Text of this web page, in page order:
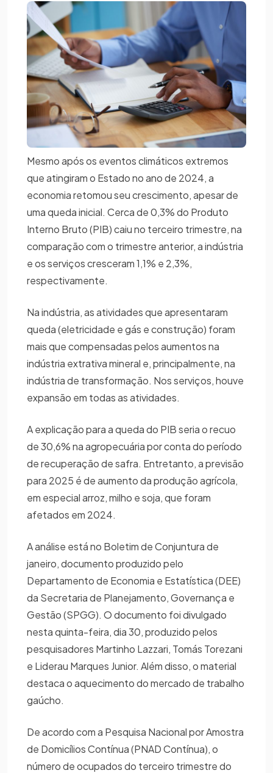
Mesmo após os eventos climáticos extremos
que atingiram o Estado no ano de 2024, a
economia retomou seu crescimento, apesar de
uma queda inicial. Cerca de 0,3% do Produto
Interno Bruto (PIB) caiu no terceiro trimestre, na
comparação com o trimestre anterior, a indústria
e os serviços cresceram 1,1% e 2,3%,
respectivamente.
Na indústria, as atividades que apresentaram
queda (eletricidade e gás e construção) foram
mais que compensadas pelos aumentos na
indústria extrativa mineral e, principalmente, na
indústria de transformação. Nos serviços, houve
expansão em todas as atividades.
A explicação para a queda do PIB seria o recuo
de 30,6% na agropecuária por conta do período
de recuperação de safra. Entretanto, a previsão
para 2025 é de aumento da produção agrícola,
em especial arroz, milho e soja, que foram
afetados em 2024.
A análise está no Boletim de Conjuntura de
janeiro, documento produzido pelo
Departamento de Economia e Estatística (DEE)
da Secretaria de Planejamento, Governança e
Gestão (SPGG). O documento foi divulgado
nesta quinta-feira, dia 30, produzido pelos
pesquisadores Martinho Lazzari, Tomás Torezani
e Liderau Marques Junior. Além disso, o material
destaca o aquecimento do mercado de trabalho
gaúcho.
De acordo com a Pesquisa Nacional por Amostra
de Domicílios Contínua (PNAD Contínua), o
número de ocupados do terceiro trimestre do